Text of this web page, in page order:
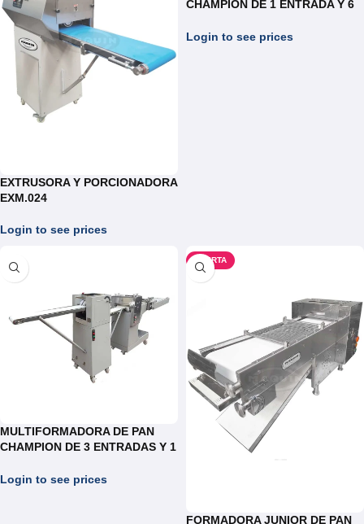
EXTRUSORA Y PORCIONADORA
EXM.024
Login to see prices
CHAMPION DE 1 ENTRADA Y 6
Login to see prices
MULTIFORMADORA DE PAN
CHAMPION DE 3 ENTRADAS Y 1
AUTOALIMENTADA
Login to see prices
OFERTA
FORMADORA JUNIOR DE PAN